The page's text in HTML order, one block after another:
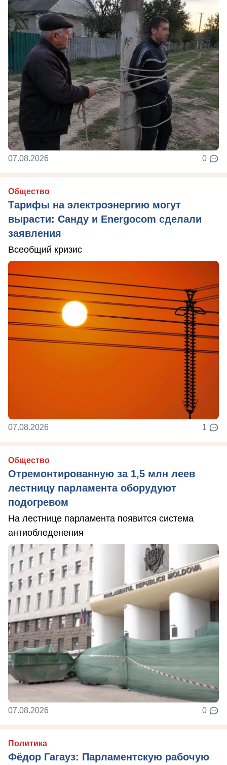
07.08.2026 0
Общество
Тарифы на электроэнергию могут
вырасти: Санду и Energocom сделали
заявления
Всеобщий кризис
07.08.2026 1
Общество
Отремонтированную за 1,5 млн леев
лестницу парламента оборудуют
подогревом
На лестнице парламента появится система
антиобледенения
07.08.2026 0
Политика
Фёдор Гагауз: Парламентскую рабочую